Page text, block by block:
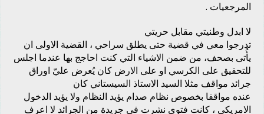
المرجعيات .
لا ابدل وطنيتي مقابل حريتي
تدرجوا معي في قضية حتى يطلق سراحي ، القضية الاولى ان
يأُتى بصحف، من ضمن الاشياء التي كنت احاجج بها عندما اجلس
للتحقيق على الكرسي او على الارض كان يُعرض عليّ اوراق
جرائد مواقف مثلا السيد الاستاذ السيستاني كان
عنده مواقفا بخصوص نظام صدام يؤيد النظام ولا يؤيد الدخول
الامريكي ، كانت فتوى نشرت في جريدة من الجرائد لا اعرف